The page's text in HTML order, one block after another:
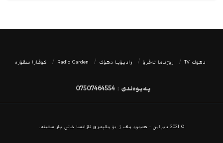
دھوك TV روژناما ئەڤرۆ رادیۆیا دهۆك Radio Garden كوڤارا سڤۆره‌
پەیوەندی : 07507464554
© 2021 دیزاین - هه‌موو ماف ژ بۆ مالپه‌رێ ئاژانسا خانی پاراستینه‌.